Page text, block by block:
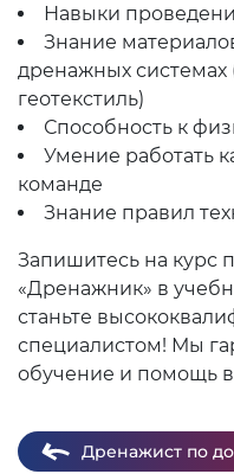
Навыки
Знание
дренажных системах
геотекстиль)
Способность к
Умение работать
команде
Знание правил
Запишитесь на курс
«Дренажник» в
станьте
специалистом! Мы
обучение и помощь в
Дренажист по